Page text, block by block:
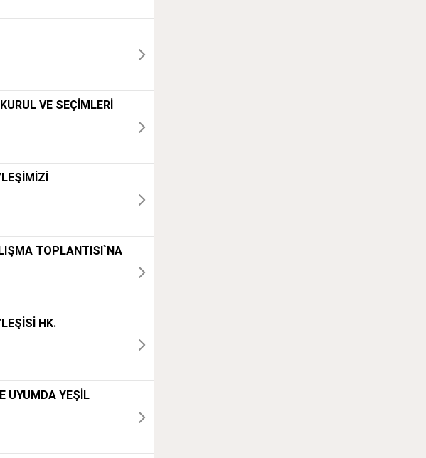
VE SEÇİMLERİ
TOPLANTISI`NA
HK.
UYUMDA YEŞİL